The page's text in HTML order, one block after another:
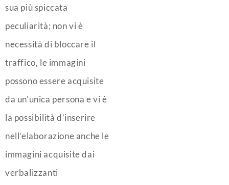
sua più spiccata
peculiarità; non vi è
necessità di bloccare il
traffico, le immagini
possono essere acquisite
da un’unica persona e vi è
la possibilità d’inserire
nell’elaborazione anche le
immagini acquisite dai
verbalizzanti